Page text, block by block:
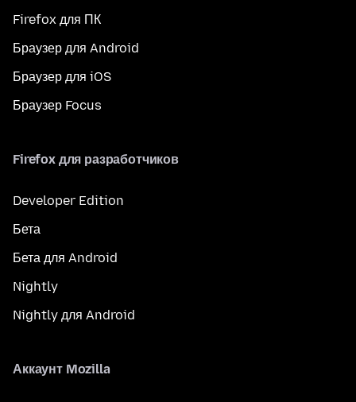
Firefox для ПК
Браузер для Android
Браузер для iOS
Браузер Focus
Firefox для разработчиков
Developer Edition
Бета
Бета для Android
Nightly
Nightly для Android
Аккаунт Mozilla